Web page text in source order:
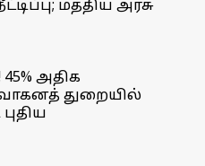
மத்திய அரசு
அதிக
துறையில்